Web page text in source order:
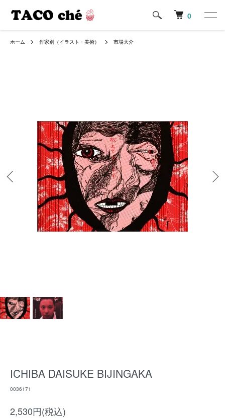
0
ホーム 作家別（イラスト・美術） 市場大介
ICHIBA DAISUKE BIJINGAKA
0036171
2,530円(税込)